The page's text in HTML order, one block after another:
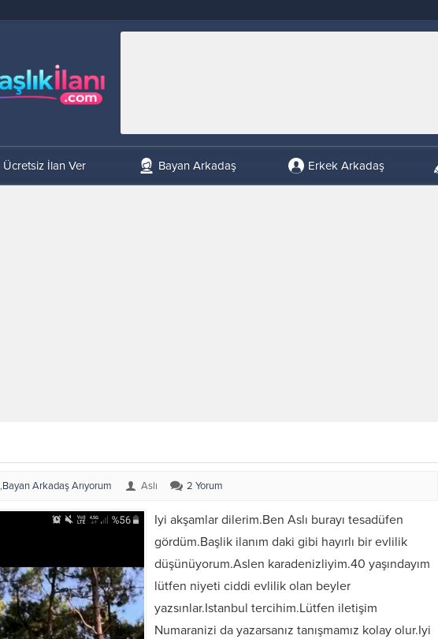
Ücretsiz İlan Ver Bayan Arkadaş Erkek Arkadaş
,Bayan Arkadaş Arıyorum Aslı 2 Yorum
Iyi akşamlar dilerim.Ben Aslı burayı tesadüfen
gördüm.Başlik ilanım daki gibi hayırlı bir evlilik
düşünüyorum.Aslen karadenizliyim.40 yaşındayım
lütfen niyeti ciddi evlilik olan beyler
yazsınlar.Istanbul tercihim.Lütfen iletişim
Numaranizi da yazarsanız tanışmamız kolay olur.Iyi